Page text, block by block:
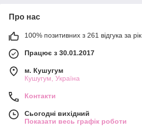
Про нас
100% позитивних з 261 відгука за рік
Працює з 30.01.2017
м. Кушугум
Кушугум, Україна
Контакти
Сьогодні вихідний
Показати весь графік роботи